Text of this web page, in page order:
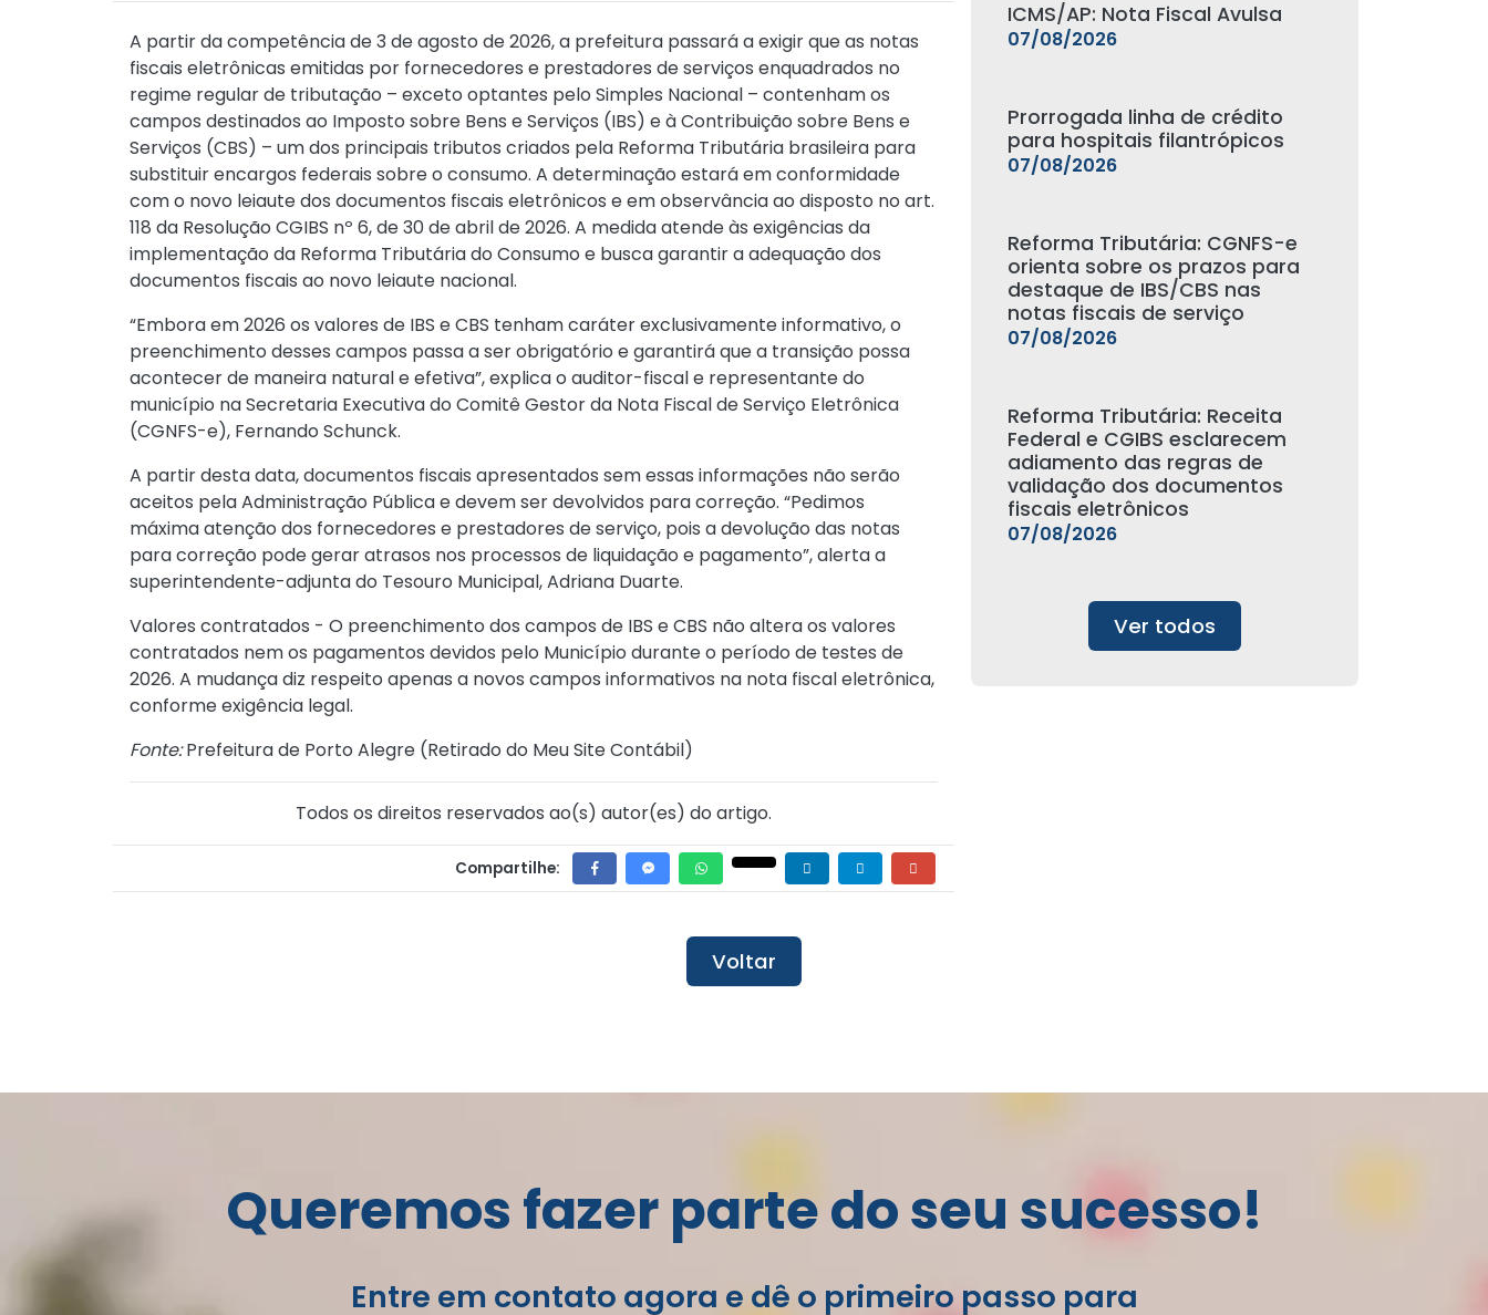
A partir da competência de 3 de agosto de 2026, a prefeitura passará a exigir que as notas
fiscais eletrônicas emitidas por fornecedores e prestadores de serviços enquadrados no
regime regular de tributação – exceto optantes pelo Simples Nacional – contenham os
campos destinados ao Imposto sobre Bens e Serviços (IBS) e à Contribuição sobre Bens e
Serviços (CBS) – um dos principais tributos criados pela Reforma Tributária brasileira para
substituir encargos federais sobre o consumo. A determinação estará em conformidade
com o novo leiaute dos documentos fiscais eletrônicos e em observância ao disposto no art.
118 da Resolução CGIBS nº 6, de 30 de abril de 2026. A medida atende às exigências da
implementação da Reforma Tributária do Consumo e busca garantir a adequação dos
documentos fiscais ao novo leiaute nacional.
“Embora em 2026 os valores de IBS e CBS tenham caráter exclusivamente informativo, o
preenchimento desses campos passa a ser obrigatório e garantirá que a transição possa
acontecer de maneira natural e efetiva”, explica o auditor-fiscal e representante do
município na Secretaria Executiva do Comitê Gestor da Nota Fiscal de Serviço Eletrônica
(CGNFS-e), Fernando Schunck.
A partir desta data, documentos fiscais apresentados sem essas informações não serão
aceitos pela Administração Pública e devem ser devolvidos para correção. “Pedimos
máxima atenção dos fornecedores e prestadores de serviço, pois a devolução das notas
para correção pode gerar atrasos nos processos de liquidação e pagamento”, alerta a
superintendente-adjunta do Tesouro Municipal, Adriana Duarte.
Valores contratados - O preenchimento dos campos de IBS e CBS não altera os valores
contratados nem os pagamentos devidos pelo Município durante o período de testes de
2026. A mudança diz respeito apenas a novos campos informativos na nota fiscal eletrônica,
conforme exigência legal.
Fonte:Prefeitura de Porto Alegre (Retirado do Meu Site Contábil)
Todos os direitos reservados ao(s) autor(es) do artigo.
Compartilhe:
ICMS/AP: Nota Fiscal Avulsa
07/08/2026
Prorrogada linha de crédito
para hospitais filantrópicos
07/08/2026
Reforma Tributária: CGNFS-e
orienta sobre os prazos para
destaque de IBS/CBS nas
notas fiscais de serviço
07/08/2026
Reforma Tributária: Receita
Federal e CGIBS esclarecem
adiamento das regras de
validação dos documentos
fiscais eletrônicos
07/08/2026
Ver todos
Voltar
Queremos fazer parte do seu sucesso!
Entre em contato agora e dê o primeiro passo para